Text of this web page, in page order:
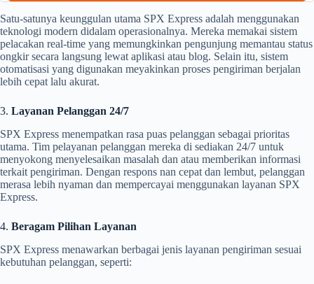
Satu-satunya keunggulan utama SPX Express adalah menggunakan
teknologi modern didalam operasionalnya. Mereka memakai sistem
pelacakan real-time yang memungkinkan pengunjung memantau status
ongkir secara langsung lewat aplikasi atau blog. Selain itu, sistem
otomatisasi yang digunakan meyakinkan proses pengiriman berjalan
lebih cepat lalu akurat.
3. Layanan Pelanggan 24/7
SPX Express menempatkan rasa puas pelanggan sebagai prioritas
utama. Tim pelayanan pelanggan mereka di sediakan 24/7 untuk
menyokong menyelesaikan masalah dan atau memberikan informasi
terkait pengiriman. Dengan respons nan cepat dan lembut, pelanggan
merasa lebih nyaman dan mempercayai menggunakan layanan SPX
Express.
4. Beragam Pilihan Layanan
SPX Express menawarkan berbagai jenis layanan pengiriman sesuai
kebutuhan pelanggan, seperti: